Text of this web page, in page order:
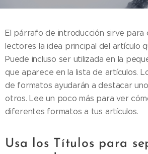
El párrafo de introducción sirve para
lectores la idea principal del artículo
Puede incluso ser utilizada en la
que aparece en la lista de artículos.
de formatos ayudarán a destacar
otros. Lee un poco más para ver
diferentes formatos a tus artículos.
Usa los Títulos para